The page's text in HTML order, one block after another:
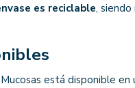
es reciclable,
está disponible en